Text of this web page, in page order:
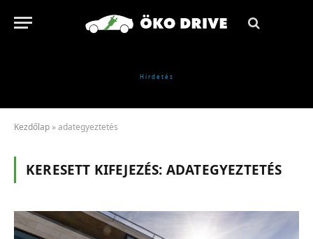
Kezdőlap »adategyeztetés
KERESETT KIFEJEZÉS: ADATEGYEZTETÉS